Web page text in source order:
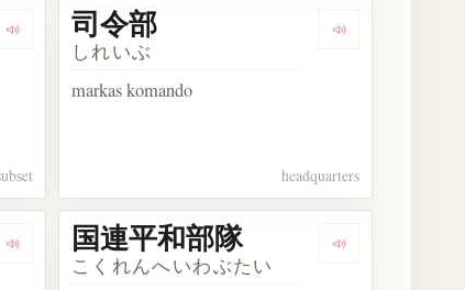
Dengarkan 連結型宣言部分集合 Dengarkan 司令
司令部
しれいぶ
markas komando
headquarters
Dengarkan 国際連合条約 Dengarkan 国連
国連平和部隊
こくれんへいわぶたい